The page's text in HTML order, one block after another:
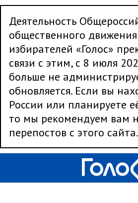
Деятельность
общественного
избирателей «Голос»
связи с этим, с 8 июля
больше не
обновляется. Если вы
России или планируете
то мы рекомендуем вам
перепостов с этого сайта.